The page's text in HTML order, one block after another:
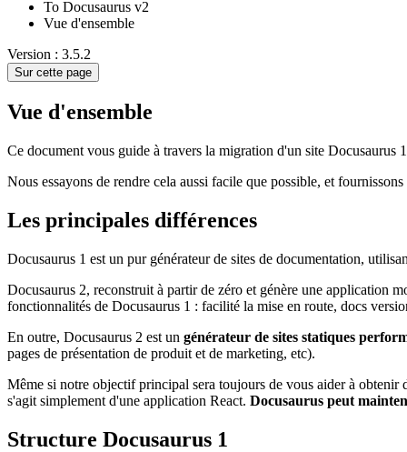
To Docusaurus v2
Vue d'ensemble
Version : 3.5.2
Sur cette page
Vue d'ensemble
Ce document vous guide à travers la migration d'un site Docusaurus
Nous essayons de rendre cela aussi facile que possible, et
Les principales différences
Docusaurus 1 est un pur générateur de sites de documentation,
Docusaurus 2, reconstruit à partir de zéro et génère une application
fonctionnalités de Docusaurus 1 : facilité la mise en route, docs
En outre, Docusaurus 2 est un générateur de sites statiques
pages de présentation de produit et de marketing, etc).
Même si notre objectif principal sera toujours de vous aider à
s'agit simplement d'une application React. Docusaurus peut
Structure Docusaurus 1